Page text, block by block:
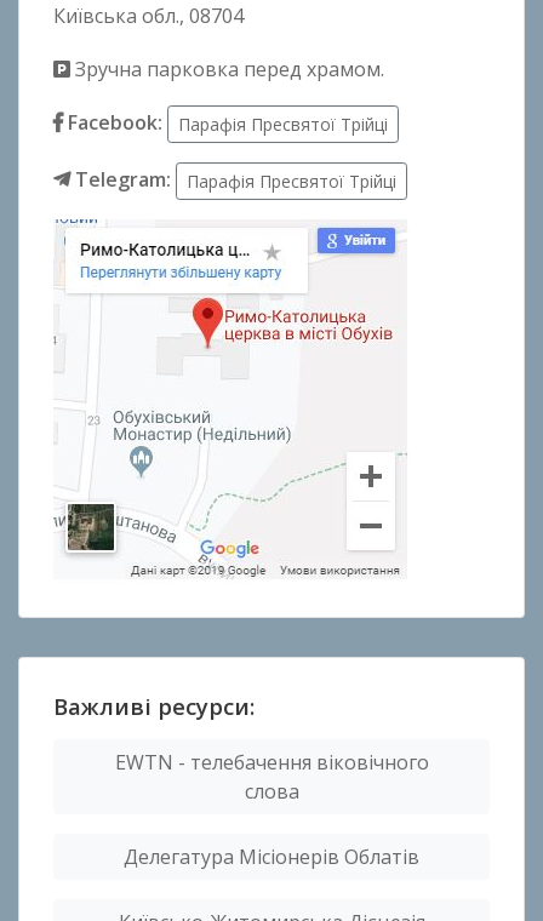
Київська обл., 08704
Зручна парковка перед храмом.
Facebook:
Парафія Пресвятої Трійці
Telegram: Парафія Пресвятої Трійці
Важливі ресурси:
EWTN - телебачення віковічного
слова
Делегатура Місіонерів Облатів